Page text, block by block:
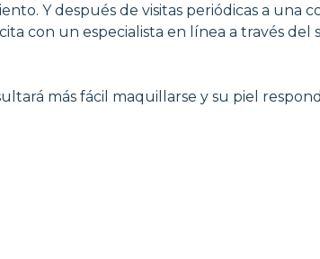
Y después de visitas periódicas a una
con un especialista en línea a través del
más fácil maquillarse y su piel